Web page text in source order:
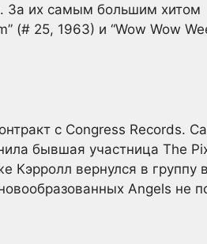
За их самым большим хитом
(# 25, 1963) и “Wow Wow
с Congress Records.
бывшая участница The
Кэрролл вернулся в группу в
Angels не